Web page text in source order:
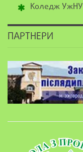
Коледж УжНУ
ПАРТНЕРИ